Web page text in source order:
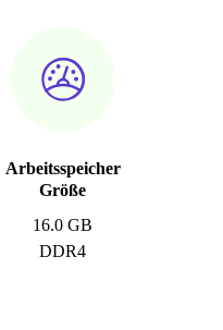
Arbeitsspeicher
Größe
16.0 GB
DDR4